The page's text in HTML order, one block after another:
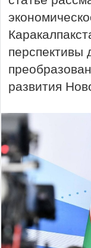
перспективы
развития